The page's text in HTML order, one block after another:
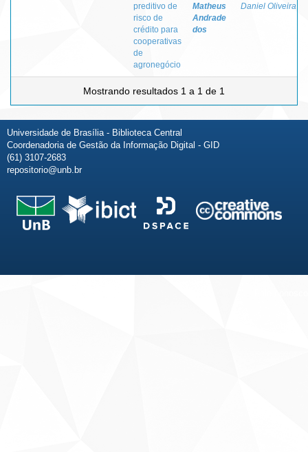
preditivo de
risco de
crédito para
cooperativas
de
agronegócio
Matheus
Andrade
dos
Daniel Oliveira
Mostrando resultados 1 a 1 de 1
Universidade de Brasília - Biblioteca Central
Coordenadoria de Gestão da Informação Digital - GID
(61) 3107-2683
repositorio@unb.br